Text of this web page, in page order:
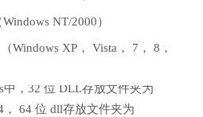
NT/2000）
Windows XP， Vista， 7， 8，
中，32 位 DLL存放文件夹为
， 64 位 dll存放文件夹为